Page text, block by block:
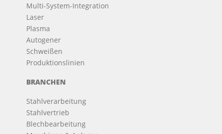
Multi-System-Integration
Laser
Plasma
Autogener
Schweißen
Produktionslinien
BRANCHEN
Stahlverarbeitung
Stahlvertrieb
Blechbearbeitung